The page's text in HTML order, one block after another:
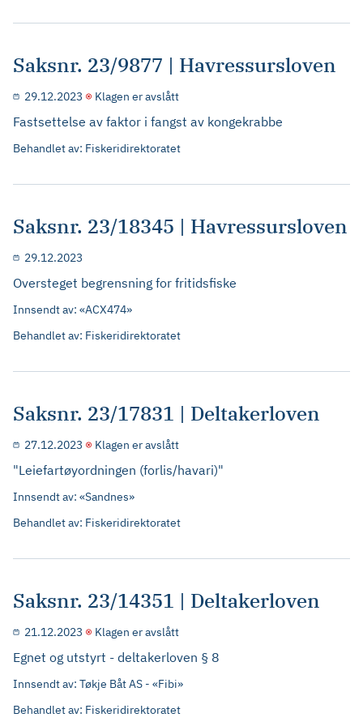
Saksnr. 23/9877 | Havressursloven
29.12.2023 Klagen er avslått
Fastsettelse av faktor i fangst av kongekrabbe
Behandlet av: Fiskeridirektoratet
Saksnr. 23/18345 | Havressursloven
29.12.2023
Oversteget begrensning for fritidsfiske
Innsendt av: «ACX474»
Behandlet av: Fiskeridirektoratet
Saksnr. 23/17831 | Deltakerloven
27.12.2023 Klagen er avslått
"Leiefartøyordningen (forlis/havari)"
Innsendt av: «Sandnes»
Behandlet av: Fiskeridirektoratet
Saksnr. 23/14351 | Deltakerloven
21.12.2023 Klagen er avslått
Egnet og utstyrt - deltakerloven § 8
Innsendt av: Tøkje Båt AS - «Fibi»
Behandlet av: Fiskeridirektoratet